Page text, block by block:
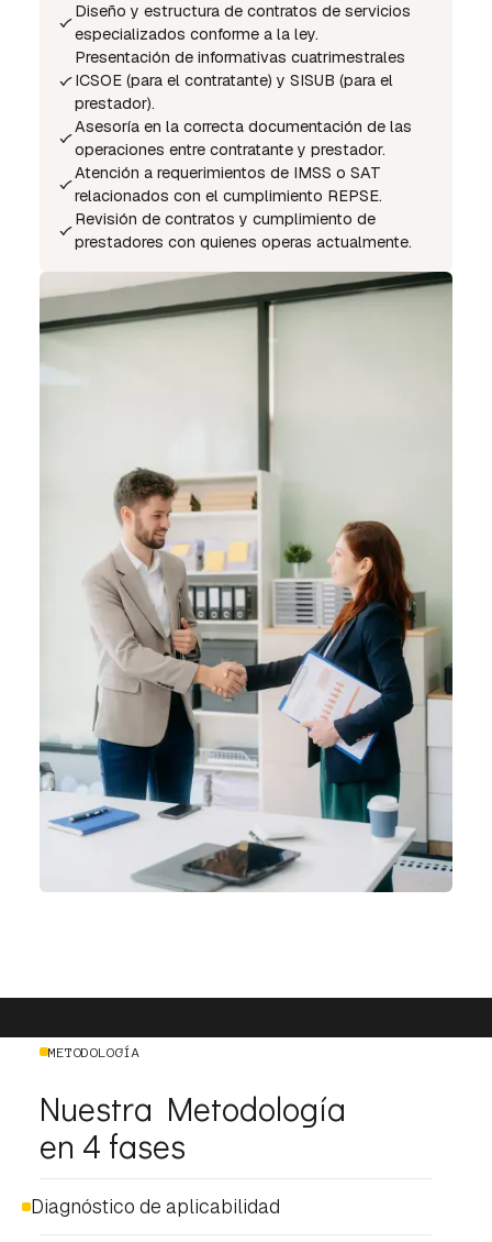
Diseño y estructura de contratos de servicios
especializados conforme a la ley.
Presentación de informativas cuatrimestrales
ICSOE (para el contratante) y SISUB (para el
prestador).
Asesoría en la correcta documentación de las
operaciones entre contratante y prestador.
Atención a requerimientos de IMSS o SAT
relacionados con el cumplimiento REPSE.
Revisión de contratos y cumplimiento de
prestadores con quienes operas actualmente.
METODOLOGÍA
Nuestra Metodología
en 4 fases
Diagnóstico de aplicabilidad